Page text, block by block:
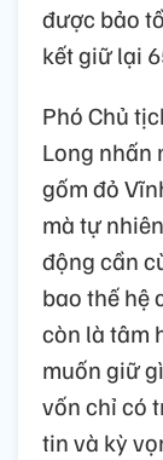
được bảo
kết giữ lại
Phó Chủ
Long nhấn
gốm đỏ
mà tự
động cần
bao thế hệ
còn là tâm
muốn giữ
vốn chỉ có
tin và kỳ